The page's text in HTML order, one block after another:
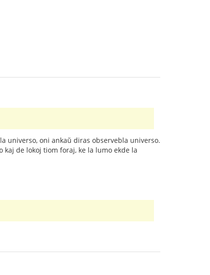
universo, oni ankaŭ diras observebla universo.
de lokoj tiom foraj, ke la lumo ekde la